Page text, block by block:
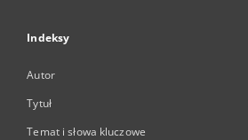
Indeksy
Autor
Tytuł
Temat i słowa kluczowe